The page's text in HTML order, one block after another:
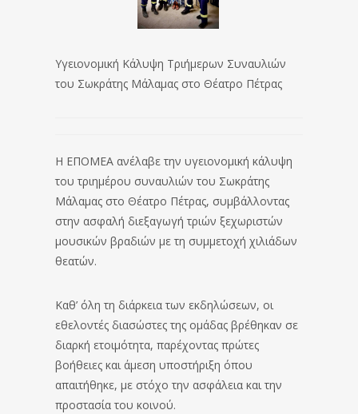
Υγειονομική Κάλυψη Τριήμερων Συναυλιών
του Σωκράτης Μάλαμας στο Θέατρο Πέτρας
Η ΕΠΟΜΕΑ ανέλαβε την υγειονομική κάλυψη
του τριημέρου συναυλιών του Σωκράτης
Μάλαμας στο Θέατρο Πέτρας, συμβάλλοντας
στην ασφαλή διεξαγωγή τριών ξεχωριστών
μουσικών βραδιών με τη συμμετοχή χιλιάδων
θεατών.
Καθ’ όλη τη διάρκεια των εκδηλώσεων, οι
εθελοντές διασώστες της ομάδας βρέθηκαν σε
διαρκή ετοιμότητα, παρέχοντας πρώτες
βοήθειες και άμεση υποστήριξη όπου
απαιτήθηκε, με στόχο την ασφάλεια και την
προστασία του κοινού.